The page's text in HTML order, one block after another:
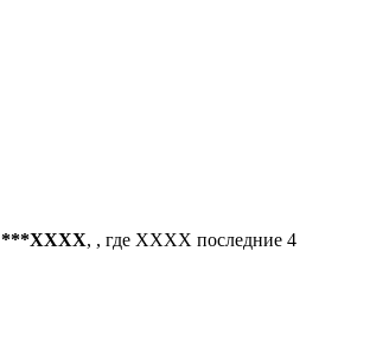
***ХХХХ, , где ХХХХ последние 4